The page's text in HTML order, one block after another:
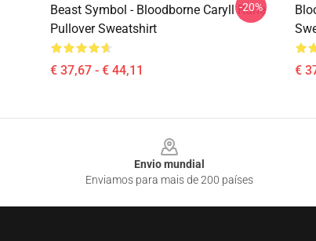
Beast Symbol - Bloodborne Caryll Rune
Pullover Sweatshirt
€ 37,67 - € 44,11
-20%
€
Envio mundial
Enviamos para mais de 200 países